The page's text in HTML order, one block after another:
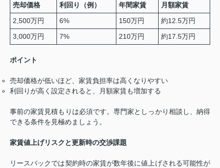
売却価格 利回り（例） 年間家賃
月額家賃
2,500万円
6% 150万円
約12.5万円
3,000万円
7% 210万円 約17.5万円
ポイント
売却価格が低いほど、家賃負担率は高くなりやすい
利回りが高く設定されると、月額家賃も増加する
事前の家賃見積もりは必須です。専門家としっかり相談し、納得
できる条件を見極めましょう。
家賃値上げリスクと更新時の交渉課題
リースバックでは契約時の家賃が数年後に値上げされる可能性が